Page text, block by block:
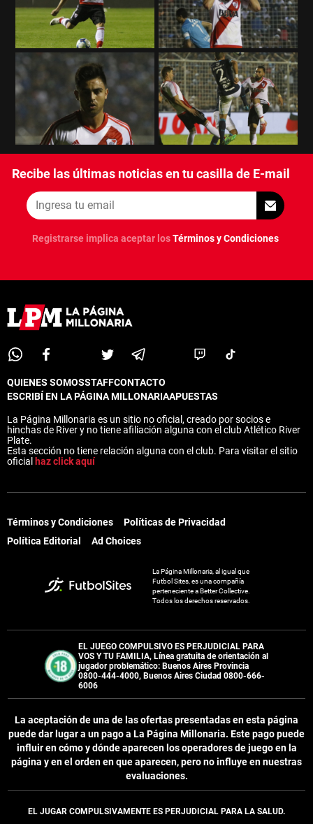
Recibe las últimas noticias en tu casilla de E-mail
Registrarse implica aceptar losTérminos y Condiciones
QUIENES SOMOSSTAFFCONTACTO
ESCRIBÍ EN LA PÁGINA MILLONARIAAPUESTAS
La Página Millonaria es un sitio no oficial, creado por socios e
hinchas de River y no tiene afiliación alguna con el club Atlético River
Plate.
Esta sección no tiene relación alguna con el club. Para visitar el sitio
oficial haz click aquí
Términos y Condiciones
Políticas de Privacidad
Política Editorial
Ad Choices
La Página Millonaria, al igual que
Futbol Sites, es una compañía
perteneciente a Better Collective.
Todos los derechos reservados.
EL JUEGO COMPULSIVO ES PERJUDICIAL PARA
VOS Y TU FAMILIA, Línea gratuita de orientación al
jugador problemático: Buenos Aires Provincia
0800-444-4000, Buenos Aires Ciudad 0800-666-
6006
La aceptación de una de las ofertas presentadas en esta página
puede dar lugar a un pago a La Página Millonaria. Este pago puede
influir en cómo y dónde aparecen los operadores de juego en la
página y en el orden en que aparecen, pero no influye en nuestras
evaluaciones.
EL JUGAR COMPULSIVAMENTE ES PERJUDICIAL PARA LA SALUD.